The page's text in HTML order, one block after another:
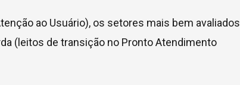
ao Usuário), os setores mais bem avaliados
(leitos de transição no Pronto Atendimento